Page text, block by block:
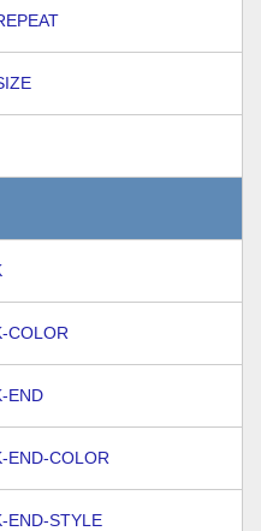
COLOR
END
END-COLOR
END-STYLE